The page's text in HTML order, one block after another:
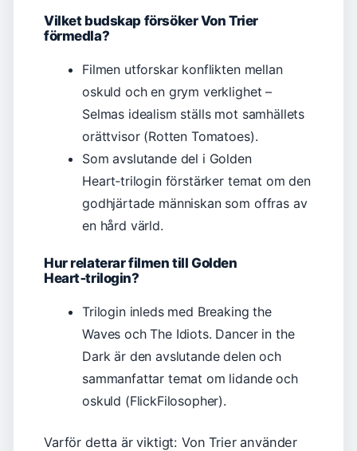
Vilket budskap försöker Von Trier
förmedla?
Filmen utforskar konflikten mellan
oskuld och en grym verklighet –
Selmas idealism ställs mot samhällets
orättvisor (Rotten Tomatoes).
Som avslutande del i Golden
Heart‑trilogin förstärker temat om den
godhjärtade människan som offras av
en hård värld.
Hur relaterar filmen till Golden
Heart‑trilogin?
Trilogin inleds med Breaking the
Waves och The Idiots. Dancer in the
Dark är den avslutande delen och
sammanfattar temat om lidande och
oskuld (FlickFilosopher).
Varför detta är viktigt: Von Trier använder